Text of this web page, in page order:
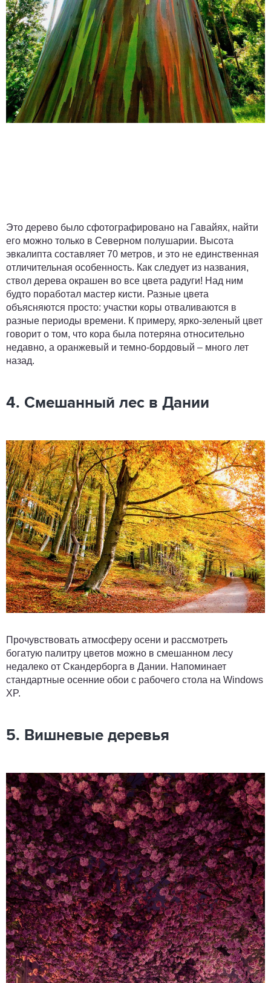
Это дерево было сфотографировано на Гавайях, найти
его можно только в Северном полушарии. Высота
эвкалипта составляет 70 метров, и это не единственная
отличительная особенность. Как следует из названия,
ствол дерева окрашен во все цвета радуги! Над ним
будто поработал мастер кисти. Разные цвета
объясняются просто: участки коры отваливаются в
разные периоды времени. К примеру, ярко-зеленый цвет
говорит о том, что кора была потеряна относительно
недавно, а оранжевый и темно-бордовый – много лет
назад.
4. Смешанный лес в Дании
Прочувствовать атмосферу осени и рассмотреть
богатую палитру цветов можно в смешанном лесу
недалеко от Скандерборга в Дании. Напоминает
стандартные осенние обои с рабочего стола на Windows
XP.
5. Вишневые деревья